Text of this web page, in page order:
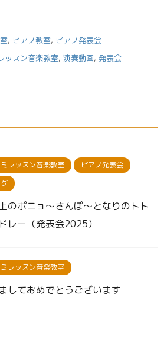
, ピアノ教室, ピアノ発表会
ッスン音楽教室, 演奏動画, 発表会
ミレッスン音楽教室
ピアノ発表会
のポニョ〜さんぽ〜となりのトト
レー（発表会2025）
ミレッスン音楽教室
しておめでとうございます